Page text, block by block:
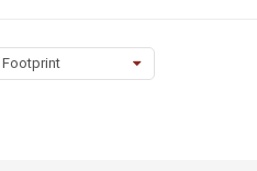
Footprint